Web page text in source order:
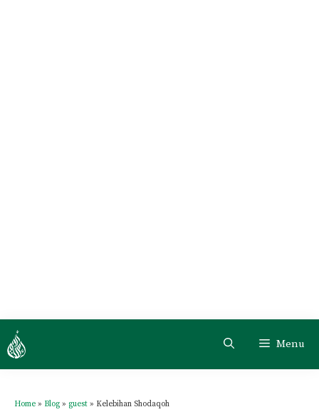
Menu
Home » Blog » guest » Kelebihan Shodaqoh